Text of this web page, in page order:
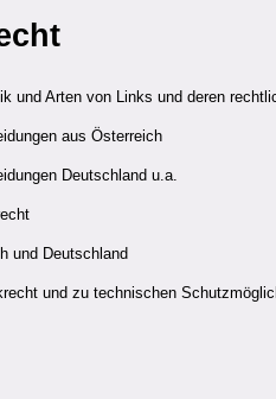
und Arten von Links und deren
aus Österreich
Deutschland u.a.
und Deutschland
und zu technischen